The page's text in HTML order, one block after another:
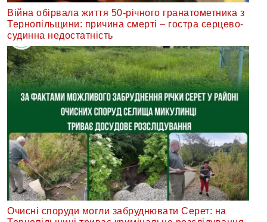
Війна обірвала життя 50-річного гранатометника з
Тернопільщини: причина смерті – гостра серцево-
судинна недостатність
Очисні споруди могли забруднювати Серет: на